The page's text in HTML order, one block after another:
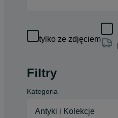
tylko ze zdjęciem
Filtry
Kategoria
Antyki i Kolekcje